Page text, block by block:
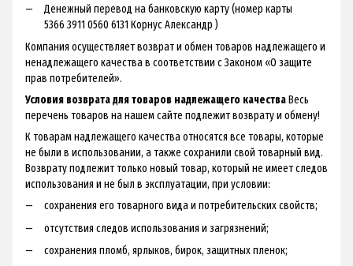
Денежный перевод на банковскую карту (номер карты
5366 3911 0560 6131 Корнус Александр )
Компания осуществляет возврат и обмен товаров надлежащего и
ненадлежащего качества в соответствии с Законом «О защите
прав потребителей».
Условия возврата для товаров надлежащего качестваВесь
перечень товаров на нашем сайте подлежит возврату и обмену!
К товарам надлежащего качества относятся все товары, которые
не были в использовании, а также сохранили свой товарный вид.
Возврату подлежит только новый товар, который не имеет следов
использования и не был в эксплуатации, при условии:
сохранения его товарного вида и потребительских свойств;
отсутствия следов использования и загрязнений;
сохранения пломб, ярлыков, бирок, защитных пленок;